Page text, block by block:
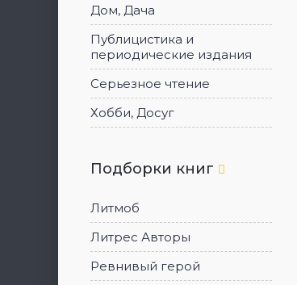
Дом, Дача
Публицистика и
периодические издания
Серьезное чтение
Хобби, Досуг
Подборки книг
Литмоб
Литрес Авторы
Ревнивый герой